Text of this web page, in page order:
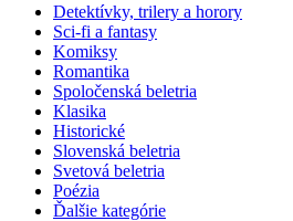
Detektívky, trilery a horory
Sci-fi a fantasy
Komiksy
Romantika
Spoločenská beletria
Klasika
Historické
Slovenská beletria
Svetová beletria
Poézia
Ďalšie kategórie